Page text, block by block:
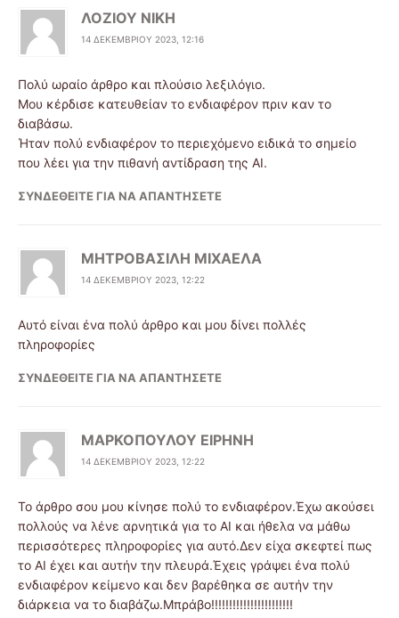
ΛΟΖΙΟΥ ΝΙΚΗ
14 ΔΕΚΕΜΒΡΊΟΥ 2023, 12:16
Πολύ ωραίο άρθρο και πλούσιο λεξιλόγιο.
Μου κέρδισε κατευθείαν το ενδιαφέρον πριν καν το
διαβάσω.
Ήταν πολύ ενδιαφέρον το περιεχόμενο ειδικά το σημείο
που λέει για την πιθανή αντίδραση της AI.
ΣΥΝΔΕΘΕΊΤΕ ΓΙΑ ΝΑ ΑΠΑΝΤΉΣΕΤΕ
ΜΗΤΡΟΒΑΣΙΛΗ ΜΙΧΑΕΛΑ
14 ΔΕΚΕΜΒΡΊΟΥ 2023, 12:22
Αυτό είναι ένα πολύ άρθρο και μου δίνει πολλές
πληροφορίες
ΣΥΝΔΕΘΕΊΤΕ ΓΙΑ ΝΑ ΑΠΑΝΤΉΣΕΤΕ
ΜΑΡΚΟΠΟΥΛΟΥ ΕΙΡΗΝΗ
14 ΔΕΚΕΜΒΡΊΟΥ 2023, 12:22
Το άρθρο σου μου κίνησε πολύ το ενδιαφέρον.Έχω ακούσει
πολλούς να λένε αρνητικά για το AI και ήθελα να μάθω
περισσότερες πληροφορίες για αυτό.Δεν είχα σκεφτεί πως
το AI έχει και αυτήν την πλευρά.Έχεις γράψει ένα πολύ
ενδιαφέρον κείμενο και δεν βαρέθηκα σε αυτήν την
διάρκεια να το διαβάζω.Μπράβο!!!!!!!!!!!!!!!!!!!!!!!